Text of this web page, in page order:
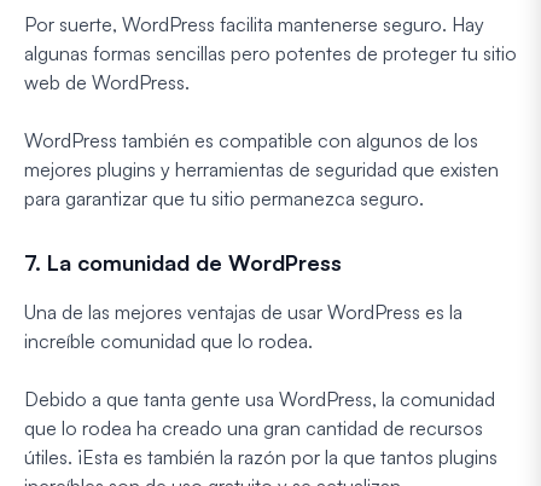
Por suerte, WordPress facilita mantenerse seguro. Hay
algunas formas sencillas pero potentes de proteger tu sitio
web de WordPress.
WordPress también es compatible con algunos de los
mejores plugins y herramientas de seguridad que existen
para garantizar que tu sitio permanezca seguro.
7. La comunidad de WordPress
Una de las mejores ventajas de usar WordPress es la
increíble comunidad que lo rodea.
Debido a que tanta gente usa WordPress, la comunidad
que lo rodea ha creado una gran cantidad de recursos
útiles. ¡Esta es también la razón por la que tantos plugins